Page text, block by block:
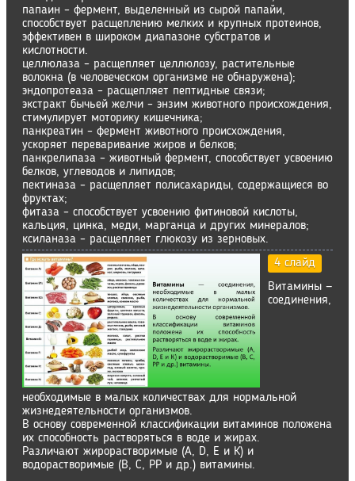
папаин – фермент, выделенный из сырой папайи,
способствует расщеплению мелких и крупных протеинов,
эффективен в широком диапазоне субстратов и
кислотности.
целлюлаза – расщепляет целлюлозу, растительные
волокна (в человеческом организме не обнаружена);
эндопротеаза – расщепляет пептидные связи;
экстракт бычьей желчи – энзим животного происхождения,
стимулирует моторику кишечника;
панкреатин – фермент животного происхождения,
ускоряет переваривание жиров и белков;
панкрелипаза – животный фермент, способствует усвоению
белков, углеводов и липидов;
пектиназа – расщепляет полисахариды, содержащиеся во
фруктах;
фитаза – способствует усвоению фитиновой кислоты,
кальция, цинка, меди, марганца и других минералов;
ксиланаза – расщепляет глюкозу из зерновых.
4 слайд
Витамины —
соединения,
необходимые в малых количествах для нормальной
жизнедеятельности организмов.
В основу современной классификации витаминов положена
их способность растворяться в воде и жирах.
Различают жирорастворимые (A, D, Е и К) и
водорастворимые (В, С, РР и др.) витамины.